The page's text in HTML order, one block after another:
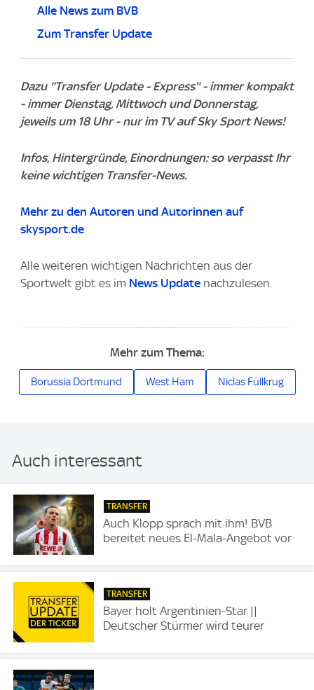
Alle News zum BVB
Zum Transfer Update
Dazu "Transfer Update - Express" - immer kompakt
- immer Dienstag, Mittwoch und Donnerstag,
jeweils um 18 Uhr - nur im TV auf Sky Sport News!
Infos, Hintergründe, Einordnungen: so verpasst Ihr
keine wichtigen Transfer-News.
Mehr zu den Autoren und Autorinnen auf
skysport.de
Alle weiteren wichtigen Nachrichten aus der
Sportwelt gibt es im News Update nachzulesen.
Mehr zum Thema:
Borussia Dortmund West Ham Niclas Füllkrug
Auch interessant
TRANSFER
Auch Klopp sprach mit ihm! BVB
bereitet neues El-Mala-Angebot vor
TRANSFER
Bayer holt Argentinien-Star ||
Deutscher Stürmer wird teurer